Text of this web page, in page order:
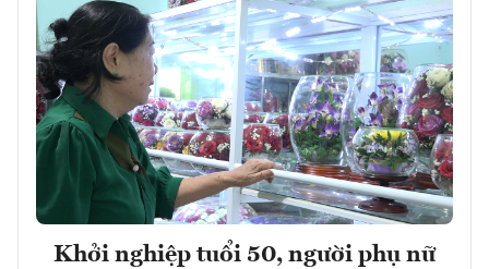
Khởi nghiệp tuổi 50, người phụ nữ